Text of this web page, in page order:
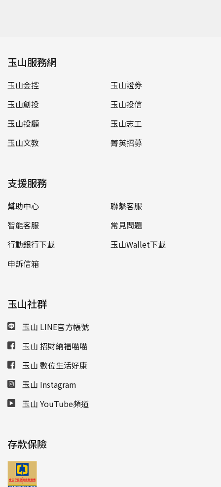
玉山服務網
玉山金控
玉山證券
玉山創投
玉山投信
玉山投顧
玉山志工
玉山文教
菁英招募
支援服務
幫助中心
聯繫客服
智能客服
常見問題
行動銀行下載
玉山Wallet下載
申訴信箱
玉山社群
玉山 LINE官方帳號
玉山 招財納福喵喵
玉山 數位生活好康
玉山 Instagram
玉山 YouTube頻道
存款保險